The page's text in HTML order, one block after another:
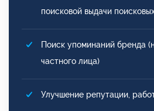
поисковой выдачи
Поиск упоминаний бренда
частного лица)
Улучшение репутации,